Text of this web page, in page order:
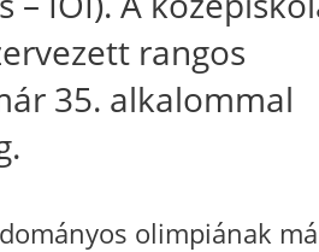
rangos
35. alkalommal
olimpiának